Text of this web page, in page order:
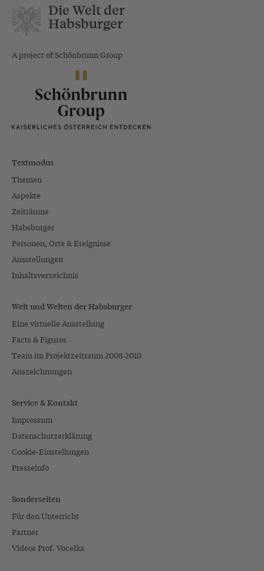
Die Welt der
Habsburger
A project of Schönbrunn Group
Textmodus
Themen
Aspekte
Zeiträume
Habsburger
Personen, Orte & Ereignisse
Ausstellungen
Inhaltsverzeichnis
Welt und Welten der Habsburger
Eine virtuelle Ausstellung
Facts & Figures
Team im Projektzeitraum 2008-2010
Auszeichnungen
Service & Kontakt
Impressum
Datenschutzerklärung
Cookie-Einstellungen
Presseinfo
Sonderseiten
Für den Unterricht
Partner
Videos Prof. Vocelka